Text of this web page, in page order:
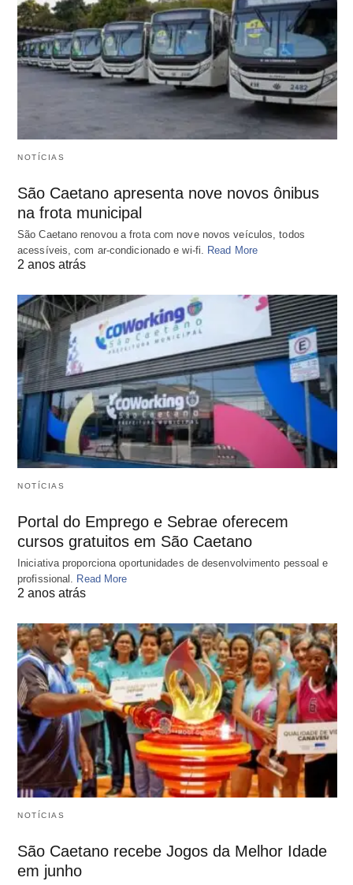
NOTÍCIAS
São Caetano apresenta nove novos ônibus
na frota municipal
São Caetano renovou a frota com nove novos veículos, todos
acessíveis, com ar-condicionado e wi-fi.
Read More
2 anos atrás
NOTÍCIAS
Portal do Emprego e Sebrae oferecem
cursos gratuitos em São Caetano
Iniciativa proporciona oportunidades de desenvolvimento pessoal e
profissional. Read More
2 anos atrás
NOTÍCIAS
São Caetano recebe Jogos da Melhor Idade
em junho